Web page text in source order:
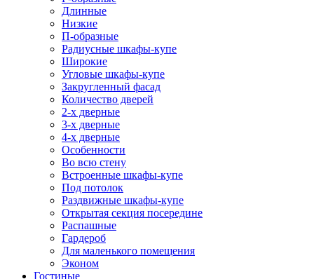
Длинные
Низкие
П-образные
Радиусные шкафы-купе
Широкие
Угловые шкафы-купе
Закругленный фасад
Количество дверей
2-х дверные
3-х дверные
4-х дверные
Особенности
Во всю стену
Встроенные шкафы-купе
Под потолок
Раздвижные шкафы-купе
Открытая секция посередине
Распашные
Гардероб
Для маленького помещения
Эконом
Гостиные